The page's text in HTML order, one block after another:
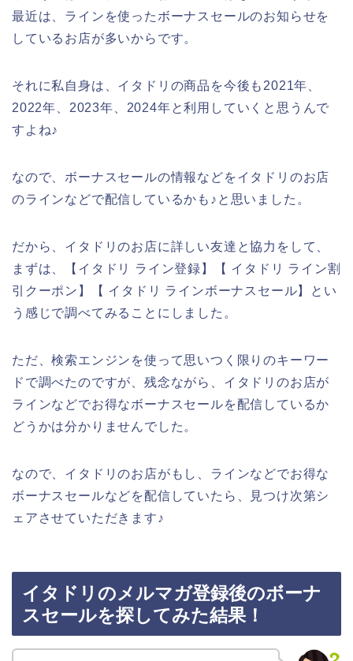
最近は、ラインを使ったボーナスセールのお知らせを
しているお店が多いからです。
それに私自身は、イタドリの商品を今後も2021年、
2022年、2023年、2024年と利用していくと思うんで
すよね♪
なので、ボーナスセールの情報などをイタドリのお店
のラインなどで配信しているかも♪と思いました。
だから、イタドリのお店に詳しい友達と協力をして、
まずは、【イタドリ ライン登録】【 イタドリ ライン割
引クーポン】【 イタドリ ラインボーナスセール】とい
う感じで調べてみることにしました。
ただ、検索エンジンを使って思いつく限りのキーワー
ドで調べたのですが、残念ながら、イタドリのお店が
ラインなどでお得なボーナスセールを配信しているか
どうかは分かりませんでした。
なので、イタドリのお店がもし、ラインなどでお得な
ボーナスセールなどを配信していたら、見つけ次第シ
ェアさせていただきます♪
イタドリのメルマガ登録後のボーナ
スセールを探してみた結果！